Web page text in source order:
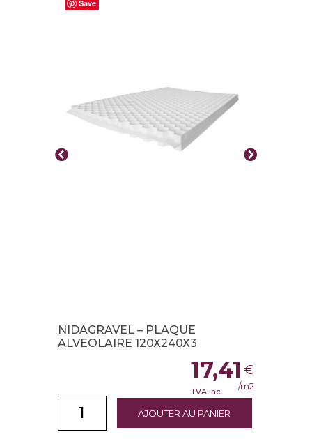
Save
NIDAGRAVEL – PLAQUE
ALVEOLAIRE 120X240X3
AJOUTER AU PANIER
17,41 €
TVA inc. /m2